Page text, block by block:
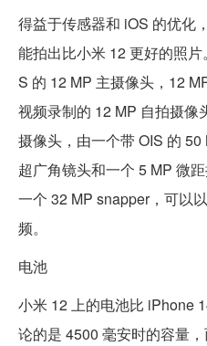
得益于传感器和 iOS 的优化
能拍出比小米 12 更好的照
S 的 12 MP 主摄像头，12
视频录制的 12 MP 自拍摄像
摄像头，由一个带 OIS 的
超广角镜头和一个 5 MP 微
一个 32 MP snapper，可以
频。
电池
小米 12 上的电池比 iPhone
论的是 4500 毫安时的容量